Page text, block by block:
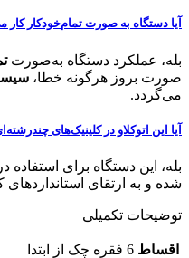
آیا دستگاه به صورت تمام‌خودکار کار
بله، عملکرد دستگاه به‌صورت
صورت بروز هرگونه خطا،
می‌گردد.
آیا این اتوکلاو در کلینیک‌های
بله، این دستگاه برای استفاده
شده و به ارتقای
توضیحات تکمیلی
اقساط 6 فقره چک از ابتدا